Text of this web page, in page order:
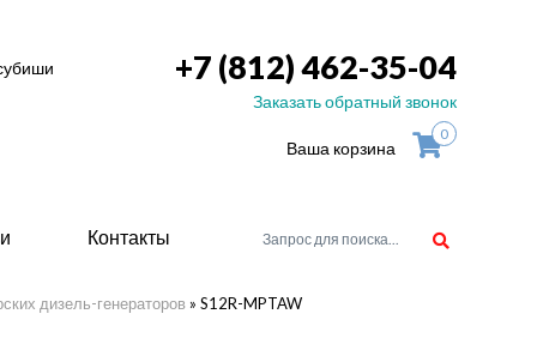
+7 (812) 462-35-04
Заказать обратный звонок
Ваша корзина
0
Контакты
дизель-генераторов » S12R-MPTAW